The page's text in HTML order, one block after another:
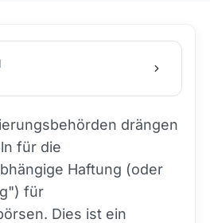
drängen
für die
Haftung (oder
für
Dies ist ein